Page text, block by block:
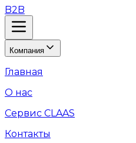
B2B
Компания
Главная
О нас
Сервис CLAAS
Контакты